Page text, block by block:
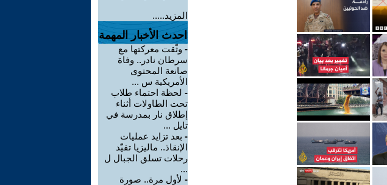
المزيد.....
احدث الأخبار المهمة
- وثّقت معركتها مع
سرطان نادر.. وفاة
صانعة المحتوى
الأمريكية س ...
- لحظة احتماء طلاب
تحت الطاولات أثناء
إطلاق نار بمدرسة في
تايل ...
- بعد تزايد عمليات
الإنقاذ.. ماليزيا تقيّد
رحلات تسلق الجبال ل
...
- لأول مرة.. صورة